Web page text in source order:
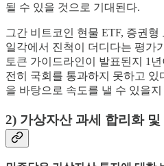
될 수 있을 것으로 기대된다.
그간 비트코인 현물 ETF, 증권
일각에서 진척이 더디다는 평가
토큰 가이드라인이 발표된지 1
전히 국회를 통과하지 못하고 있
을 바탕으로 속도를 낼 수 있을
2) 가상자산 과세 합리화